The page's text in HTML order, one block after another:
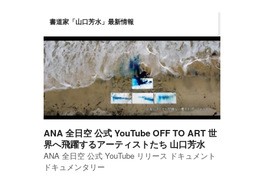
書道家「山口芳水」最新情報
ANA 全日空 公式 YouTube OFF TO ART 世
界へ飛躍するアーティストたち 山口芳水
ANA 全日空 公式 YouTube リリース ドキュメント
ドキュメンタリー